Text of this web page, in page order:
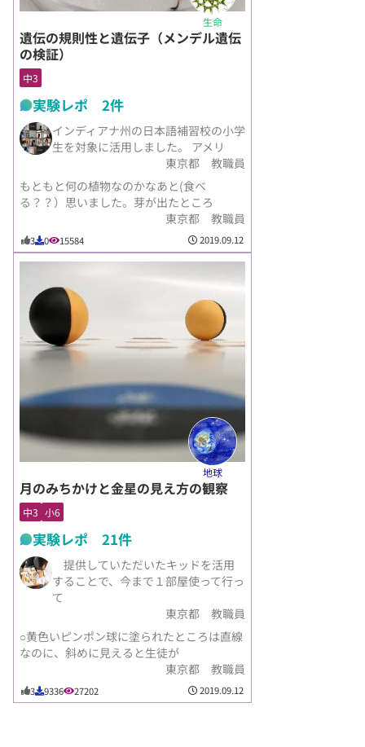
生命
遺伝の規則性と遺伝子（メンデル遺伝
の検証）
中3
実験レポ 2件
インディアナ州の日本語補習校の小学
生を対象に活用しました。 アメリ
東京都 教職員
もともと何の植物なのかなあと(食べ
る？？）思いました。芽が出たところ
東京都 教職員
3 0 15584 2019.09.12
地球
月のみちかけと金星の見え方の観察
中3 小6
実験レポ 21件
提供していただいたキッドを活用
することで、今まで１部屋使って行っ
て
東京都 教職員
○黄色いピンポン球に塗られたところは直線
なのに、斜めに見えると生徒が
東京都 教職員
3 9336 27202 2019.09.12